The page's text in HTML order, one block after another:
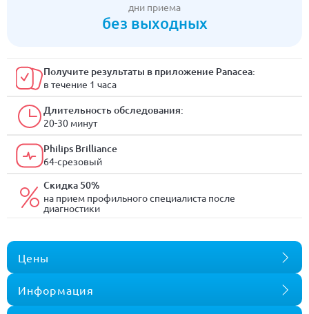
дни приема
без выходных
Получите результаты в приложение Panacea:
в течение 1 часа
Длительность обследования:
20-30 минут
Philips Brilliance
64-срезовый
Скидка 50%
на прием профильного специалиста после
диагностики
Цены
Информация